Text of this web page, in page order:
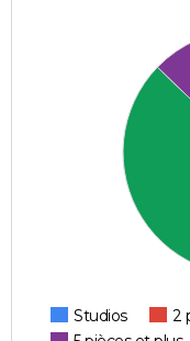
Studios 2